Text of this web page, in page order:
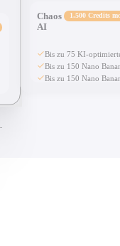
Chaos
AI
1.500 Credits
Bis zu 75 KI-
Bis zu 150 Nano
Bis zu 150 Nano